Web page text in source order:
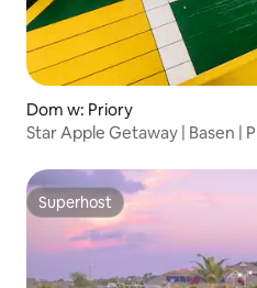
Dom w: Priory
Star Apple Getaway | Basen |
Superhost
Superhost